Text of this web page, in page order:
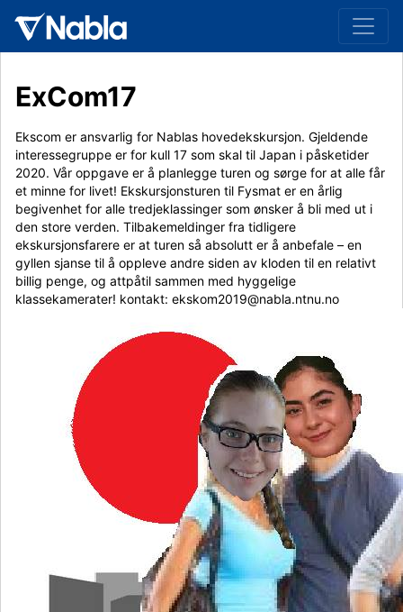
ExCom17
Ekscom er ansvarlig for Nablas hovedekskursjon. Gjeldende
interessegruppe er for kull 17 som skal til Japan i påsketider
2020. Vår oppgave er å planlegge turen og sørge for at alle får
et minne for livet! Ekskursjonsturen til Fysmat er en årlig
begivenhet for alle tredjeklassinger som ønsker å bli med ut i
den store verden. Tilbakemeldinger fra tidligere
ekskursjonsfarere er at turen så absolutt er å anbefale – en
gyllen sjanse til å oppleve andre siden av kloden til en relativt
billig penge, og attpåtil sammen med hyggelige
klassekamerater! kontakt: ekskom2019@nabla.ntnu.no